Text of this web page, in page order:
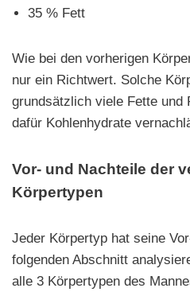
35 % Fett
Wie bei den vorherigen
nur ein Richtwert. Solche
grundsätzlich viele Fette und
dafür Kohlenhydrate
Vor- und Nachteile der
Körpertypen
Jeder Körpertyp hat seine
folgenden Abschnitt
alle 3 Körpertypen des